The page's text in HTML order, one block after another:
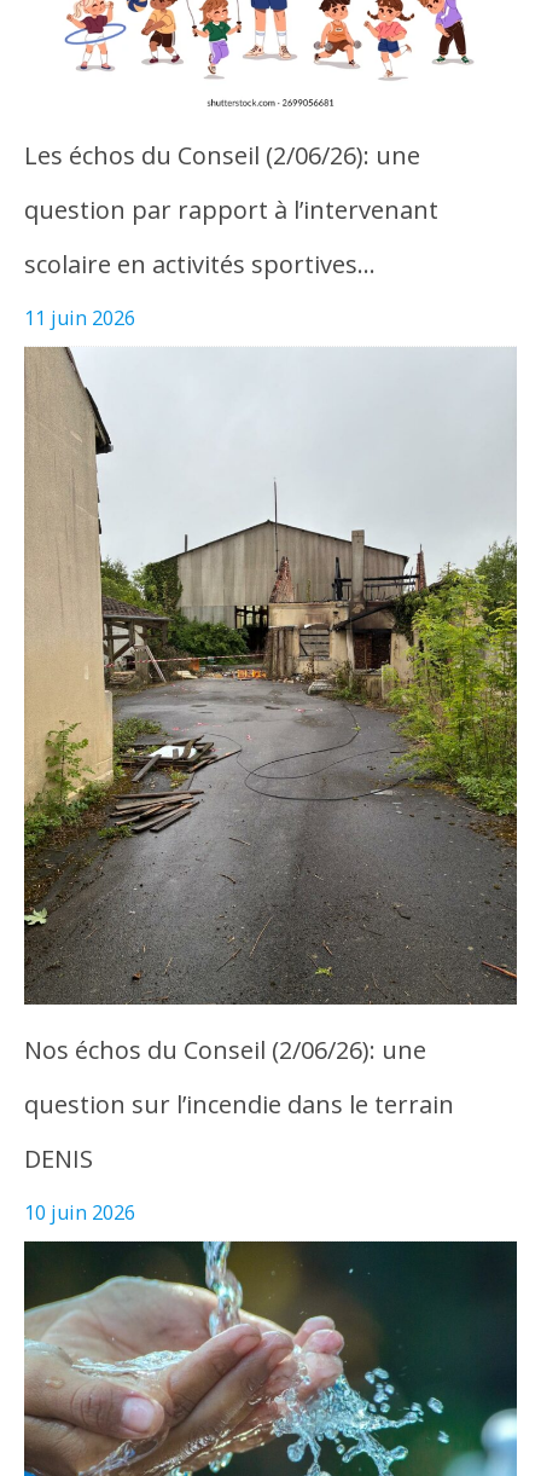
Les échos du Conseil (2/06/26): une
question par rapport à l’intervenant
scolaire en activités sportives…
11 juin 2026
Nos échos du Conseil (2/06/26): une
question sur l’incendie dans le terrain
DENIS
10 juin 2026